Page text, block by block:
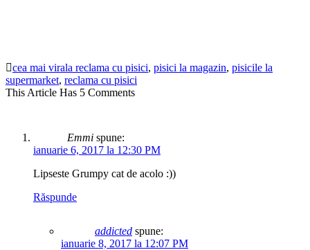
cea mai virala reclama cu pisici, pisici la magazin, pisicile la
supermarket, reclama cu pisici
This Article Has 5 Comments
Emmi spune:
ianuarie 6, 2017 la 12:30 PM
Lipseste Grumpy cat de acolo :))
Răspunde
addicted spune:
ianuarie 8, 2017 la 12:07 PM